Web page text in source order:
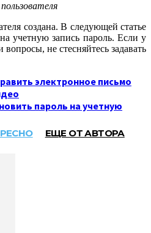
создана. В следующей статье
учетную запись пароль. Если у
не стесняйтесь задавать
электронное письмо
пароль на учетную
ЕЩЕ ОТ АВТОРА